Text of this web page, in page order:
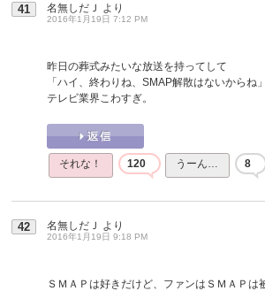
41 名無しだＪ より
2016年1月19日 7:12 PM
昨日の葬式みたいな放送を持ってして
「ハイ、終わりね、SMAP解散はないからね
テレビ業界こわすぎ。
それな！ 120 うーん… 8
42 名無しだＪ より
2016年1月19日 9:18 PM
ＳＭＡＰは好きだけど、ファンはＳＭＡＰは